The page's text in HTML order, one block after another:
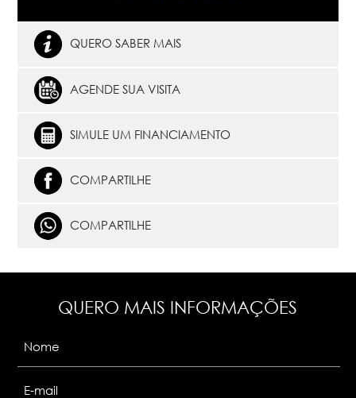
QUERO SABER MAIS
AGENDE SUA VISITA
SIMULE UM FINANCIAMENTO
COMPARTILHE
COMPARTILHE
QUERO MAIS INFORMAÇÕES